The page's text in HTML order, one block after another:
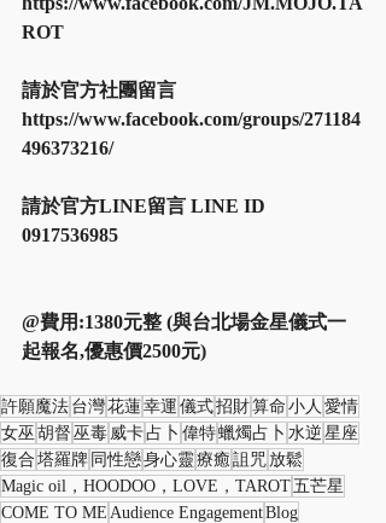
ROT
請於官方社團留言
https://www.facebook.com/groups/271184
496373216/
請於官方LINE留言 LINE ID
0917536985
@費用:1380元整 (與台北場金星儀式一
起報名,優惠價2500元)
許願魔法 台灣花蓮幸運 儀式招財算命 小人 愛情
女巫 胡督 巫毒 威卡占卜 偉特蠟燭占卜 水逆 星座
復合 塔羅牌 同性戀身心靈療癒 詛咒放鬆
Magic oil，HOODOO，LOVE，TAROT五芒星
COME TO ME Audience EngagementBlog